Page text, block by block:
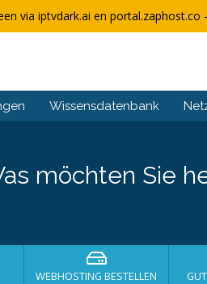
via iptvdark.ai en
Wissensdatenbank
möchten Sie
WEBHOSTING BESTELLEN